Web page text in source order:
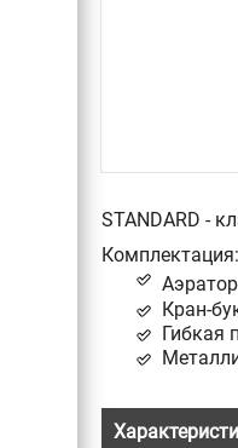
STANDARD -
Комплектация:
Кран-
Гибкая